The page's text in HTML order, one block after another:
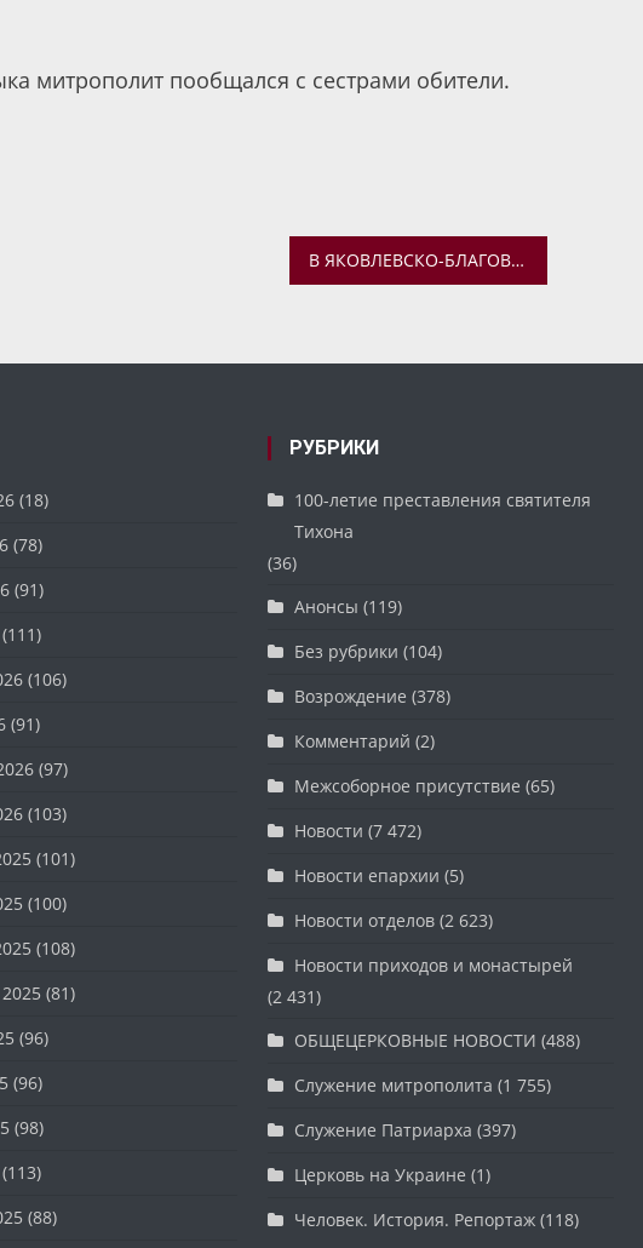
митрополит пообщался с сестрами обители.
В ЯКОВЛЕВСКО-БЛАГОВЕЩЕНСКОМ ХРАМЕ ЗАВЕРШИЛАСЬ ОЧЕРЕДНАЯ БЛАГОТВОРИТЕЛЬНАЯ АКЦИЯ
(18)
(78)
(91)
(106)
(91)
(97)
(103)
(101)
(100)
(108)
(81)
(96)
(96)
(98)
(113)
(88)
РУБРИКИ
100-летие преставления святителя
Тихона
(36)
Анонсы (119)
Без рубрики (104)
Возрождение (378)
Комментарий (2)
Межсоборное присутствие (65)
Новости (7 472)
Новости епархии (5)
Новости отделов(2 623)
Новости приходов и монастырей
(2 431)
ОБЩЕЦЕРКОВНЫЕ НОВОСТИ (488)
Служение митрополита (1 755)
Служение Патриарха (397)
Церковь на Украине (1)
Человек. История. Репортаж(118)